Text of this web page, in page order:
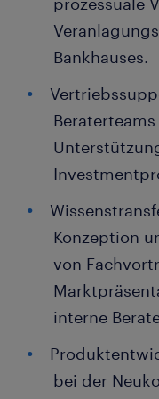
Bankhauses.
Konzeption
von
interne
bei der